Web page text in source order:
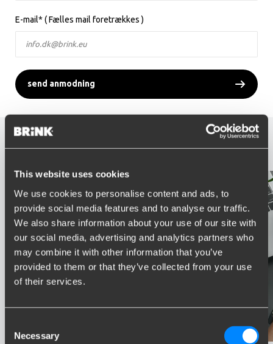
This website uses cookies
We use cookies to personalise content and ads, to
provide social media features and to analyse our traffic.
We also share information about your use of our site with
our social media, advertising and analytics partners who
may combine it with other information that you’ve
provided to them or that they’ve collected from your use
of their services.
Selection
Necessary
E-mail* ( Fælles mail foretrækkes )
send anmodning
Fordele ved adgang